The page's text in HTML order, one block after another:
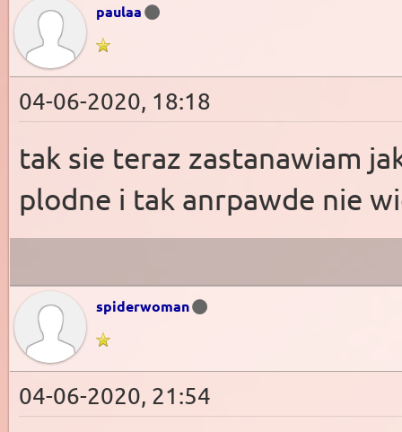
paulaa
04-06-2020, 18:18
tak sie teraz zastanawiam
plodne i tak anrpawde nie
spiderwoman
04-06-2020, 21:54